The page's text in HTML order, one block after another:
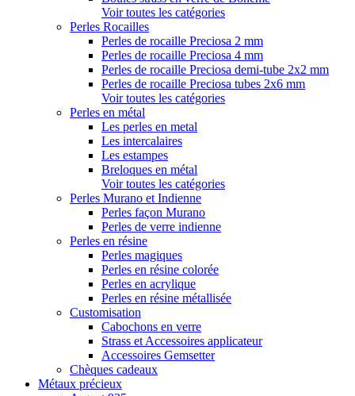
Voir toutes les catégories
Perles Rocailles
Perles de rocaille Preciosa 2 mm
Perles de rocaille Preciosa 4 mm
Perles de rocaille Preciosa demi-tube 2x2 mm
Perles de rocaille Preciosa tubes 2x6 mm
Voir toutes les catégories
Perles en métal
Les perles en metal
Les intercalaires
Les estampes
Breloques en métal
Voir toutes les catégories
Perles Murano et Indienne
Perles façon Murano
Perles de verre indienne
Perles en résine
Perles magiques
Perles en résine colorée
Perles en acrylique
Perles en résine métallisée
Customisation
Cabochons en verre
Strass et Accessoires applicateur
Accessoires Gemsetter
Chèques cadeaux
Métaux précieux